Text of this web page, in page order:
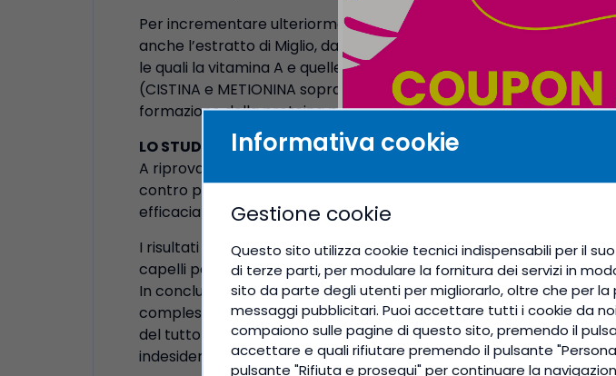
Per incrementare ulteriormente l’azione della Mela Annurca sulla
anche l’estratto di Miglio, da sempre considerato un alimento
le quali la vitamina A e quelle del gruppo B, contiene importanti
(CISTINA e METIONINA soprattutto) che, sono importanti per
formazione della proteina principale di cui sono costituiti i capelli:
LO STUDIO
A riprova delle incredibili proprietà di questo estratto polifenolico
contro placebo, che ha coinvolto 250 volontari sani con alopecia
efficacia nel contrastare il diradamento dei capelli e nel
I risultati provano che l’estratto di Mela Annurca è capace già
capelli per cm2 di cute e di incrementare di quasi un terzo il peso
In conclusione, gli studi presentati dimostrano, per la prima volta,
complesso procianidinico della Mela Annurca è in grado di
del tutto efficace e competitivo nell’ambito della moderna
indesiderati dei farmaci attualmente più utilizzati.
Informativa cookie
Gestione cookie
Questo sito utilizza cookie tecnici indispensabili per il
di terze parti, per modulare la fornitura dei servizi in
sito da parte degli utenti per migliorarlo, oltre che per la
messaggi pubblicitari. Puoi accettare tutti i cookie da
compaiono sulle pagine di questo sito, premendo il
accettare e quali rifiutare premendo il pulsante
pulsante "Rifiuta e prosegui" per continuare la